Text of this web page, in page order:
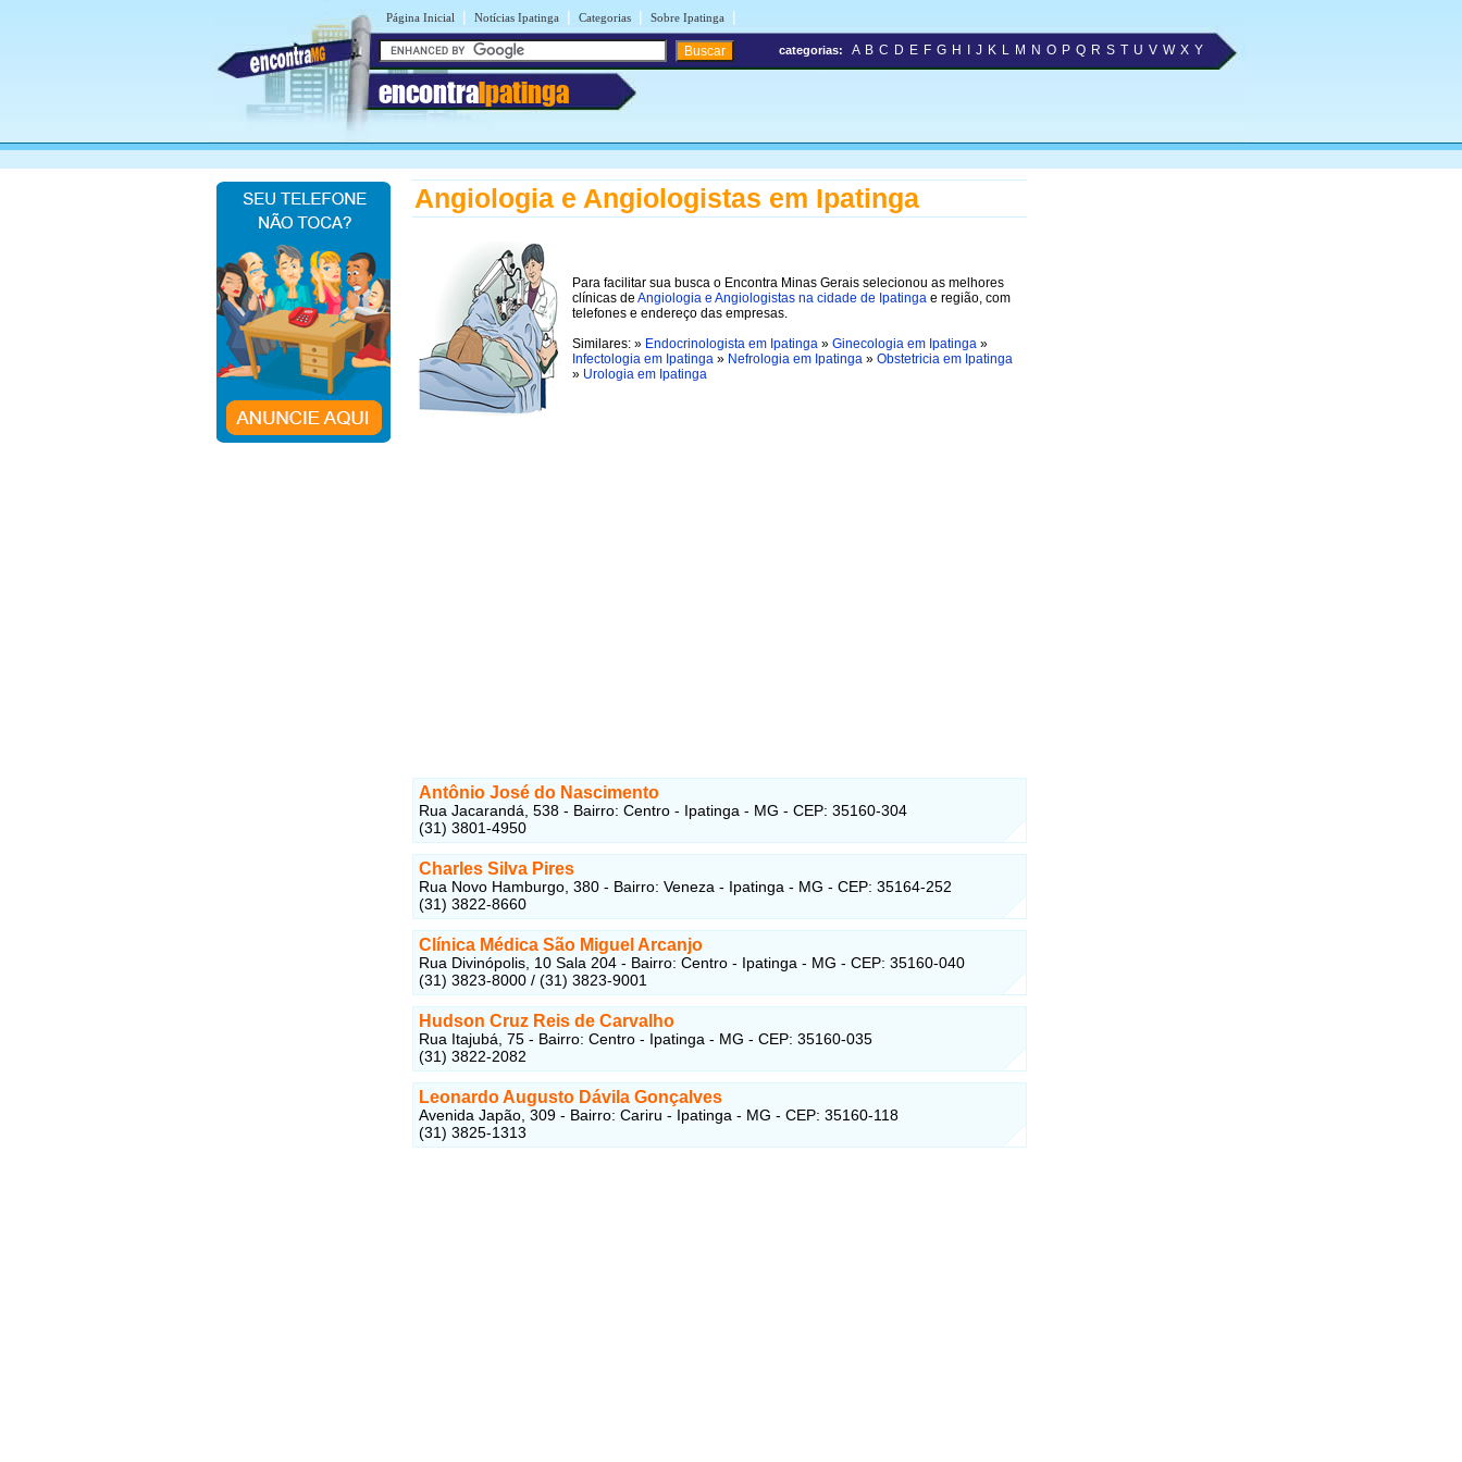
Página Inicial | Notícias Ipatinga | Categorias | Sobre Ipatinga |
encontraIpatinga
categorias: A B C D E F G H J K L M N O P Q R S T U V W X Y
Angiologia e Angiologistas em Ipatinga
Para facilitar sua busca o Encontra Minas Gerais selecionou as melhores
clínicas de Angiologia e Angiologistas na cidade de Ipatinga e região, com
telefones e endereço das empresas.
Similares: » Endocrinologista em Ipatinga » Ginecologia em Ipatinga »
Infectologia em Ipatinga » Nefrologia em Ipatinga » Obstetricia em Ipatinga
» Urologia em Ipatinga
Antônio José do Nascimento
Rua Jacarandá, 538 - Bairro: Centro - Ipatinga - MG - CEP: 35160-304
(31) 3801-4950
Charles Silva Pires
Rua Novo Hamburgo, 380 - Bairro: Veneza - Ipatinga - MG - CEP: 35164-252
(31) 3822-8660
Clínica Médica São Miguel Arcanjo
Rua Divinópolis, 10 Sala 204 - Bairro: Centro - Ipatinga - MG - CEP: 35160-040
(31) 3823-8000 / (31) 3823-9001
Hudson Cruz Reis de Carvalho
Rua Itajubá, 75 - Bairro: Centro - Ipatinga - MG - CEP: 35160-035
(31) 3822-2082
Leonardo Augusto Dávila Gonçalves
Avenida Japão, 309 - Bairro: Cariru - Ipatinga - MG - CEP: 35160-118
(31) 3825-1313